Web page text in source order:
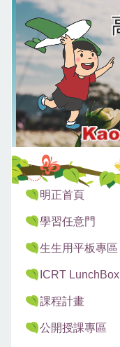
:::
明正首頁
學習任意門
生生用平板專區
ICRT LunchBox
課程計畫
公開授課專區